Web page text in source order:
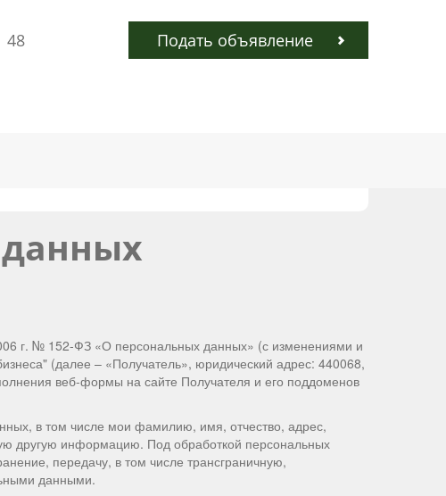
48 Подать объявление
данных
г. № 152-ФЗ «О персональных данных» (с изменениями и
(далее – «Получатель», юридический адрес: 440068,
веб-формы на сайте Получателя и его поддоменов
в том числе мои фамилию, имя, отчество, адрес,
другую информацию. Под обработкой персональных
передачу, в том числе трансграничную,
данными.